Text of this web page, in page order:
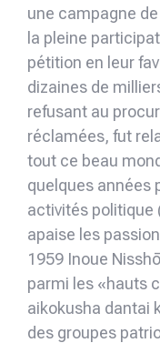
une campagne
la pleine
pétition en leur
dizaines de
refusant au
réclamées, fut
tout ce beau
quelques années
activités politique
apaise les
1959 Inoue
parmi les «hauts
aikokusha dantai
des groupes